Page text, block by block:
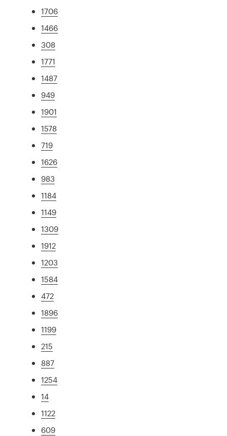
1706
1466
308
1771
1487
949
1901
1578
719
1626
983
1184
1149
1309
1912
1203
1584
472
1896
1199
215
887
1254
14
1122
609